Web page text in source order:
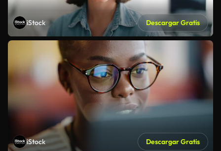
iStock Descargar Gratis
iStock Descargar Gratis